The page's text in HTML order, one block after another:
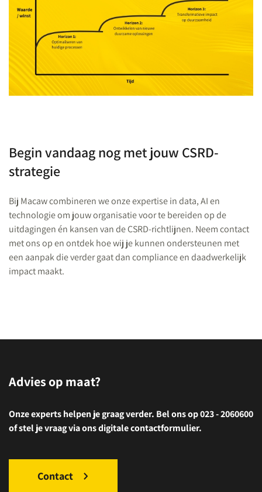
Begin vandaag nog met jouw CSRD-
strategie
Bij Macaw combineren we onze expertise in data, AI en
technologie om jouw organisatie voor te bereiden op de
uitdagingen én kansen van de CSRD-richtlijnen. Neem contact
met ons op en ontdek hoe wij je kunnen ondersteunen met
een aanpak die verder gaat dan compliance en daadwerkelijk
impact maakt.
Advies op maat?
Onze experts helpen je graag verder. Bel ons op 023 - 2060600
of stel je vraag via ons digitale contactformulier.
Contact